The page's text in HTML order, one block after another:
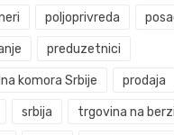
poljoprivreda
preduzetnici
komora Srbije prodaja
srbija trgovina na berzi